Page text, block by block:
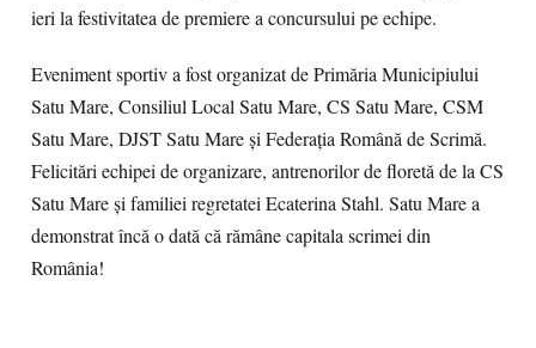
ieri la festivitatea de premiere a concursului pe echipe.
Eveniment sportiv a fost organizat de Primăria Municipiului
Satu Mare, Consiliul Local Satu Mare, CS Satu Mare, CSM
Satu Mare, DJST Satu Mare şi Federaţia Română de Scrimă.
Felicitări echipei de organizare, antrenorilor de floretă de la CS
Satu Mare și familiei regretatei Ecaterina Stahl. Satu Mare a
demonstrat încă o dată că rămâne capitala scrimei din
România!